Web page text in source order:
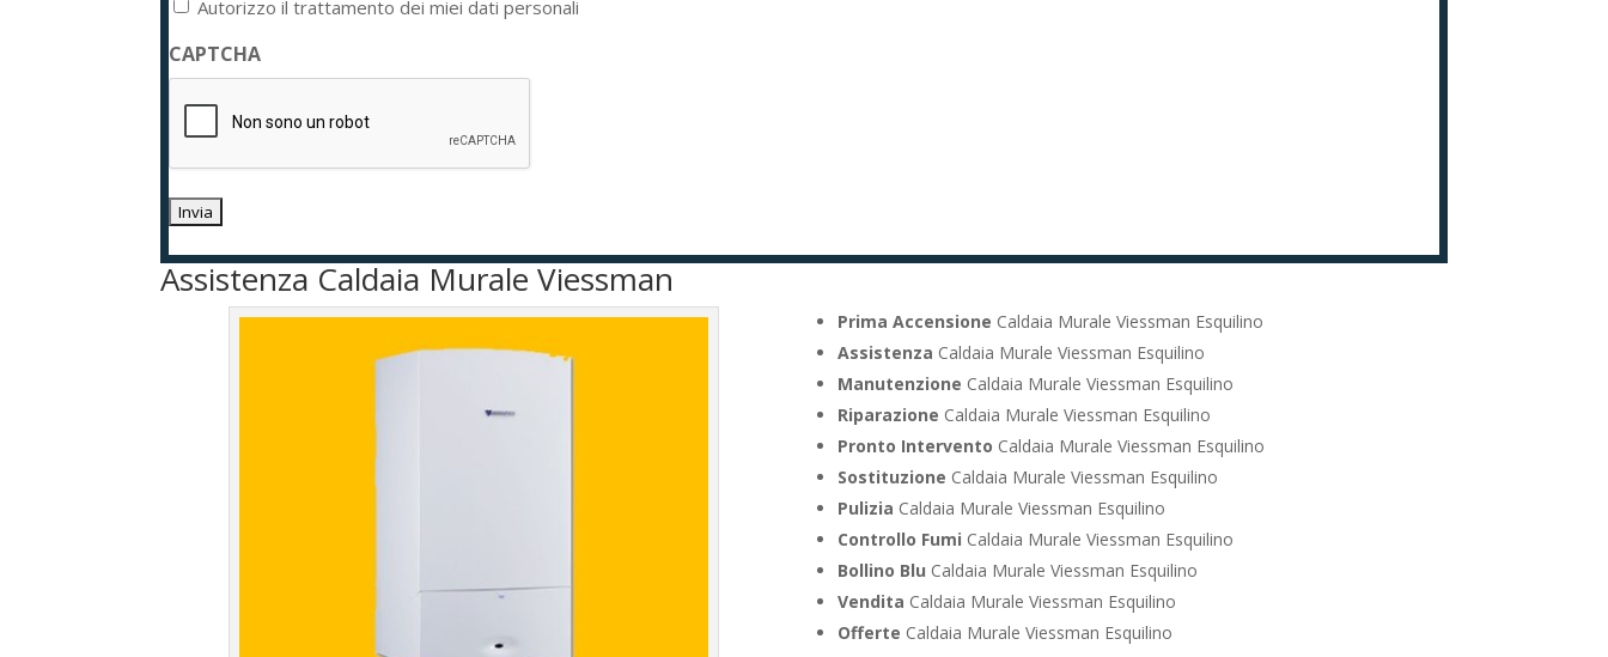
privacy
*
Autorizzo il trattamento dei miei dati personali
CAPTCHA
Assistenza Caldaia Murale Viessman
Prima Accensione Caldaia Murale Viessman Esquilino
Assistenza Caldaia Murale Viessman Esquilino
Manutenzione Caldaia Murale Viessman Esquilino
Riparazione Caldaia Murale Viessman Esquilino
Pronto Intervento Caldaia Murale Viessman Esquilino
Sostituzione Caldaia Murale Viessman Esquilino
Pulizia Caldaia Murale Viessman Esquilino
Controllo Fumi Caldaia Murale Viessman Esquilino
Bollino Blu Caldaia Murale Viessman Esquilino
Vendita Caldaia Murale Viessman Esquilino
Offerte Caldaia Murale Viessman Esquilino